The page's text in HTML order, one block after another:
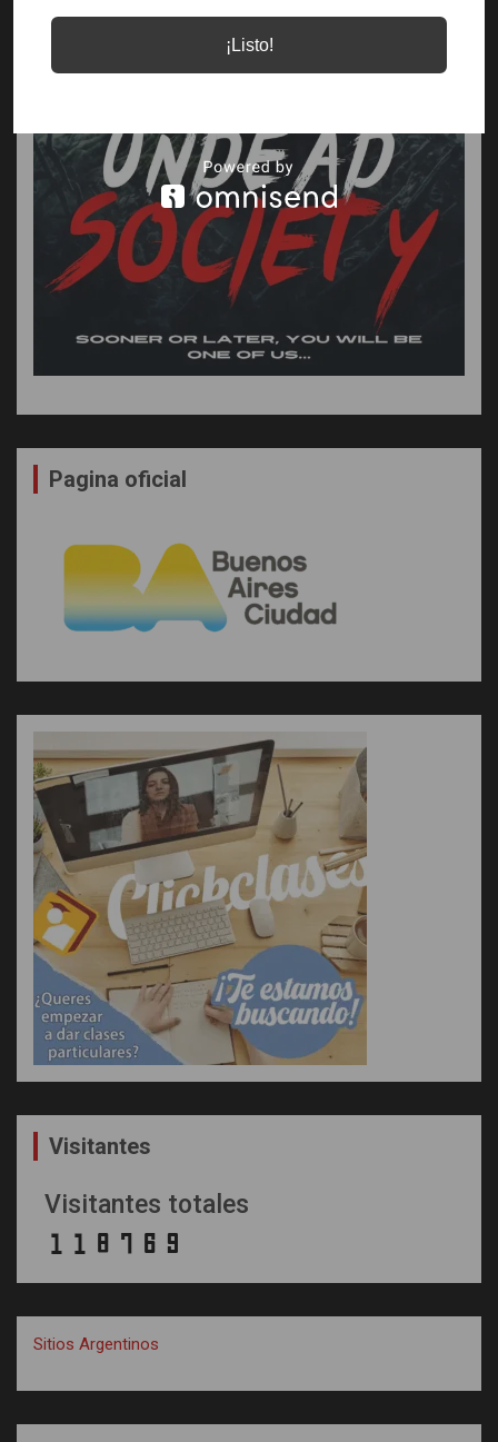
Pagina oficial
Visitantes
Visitantes totales
Sitios Argentinos
¡Listo!